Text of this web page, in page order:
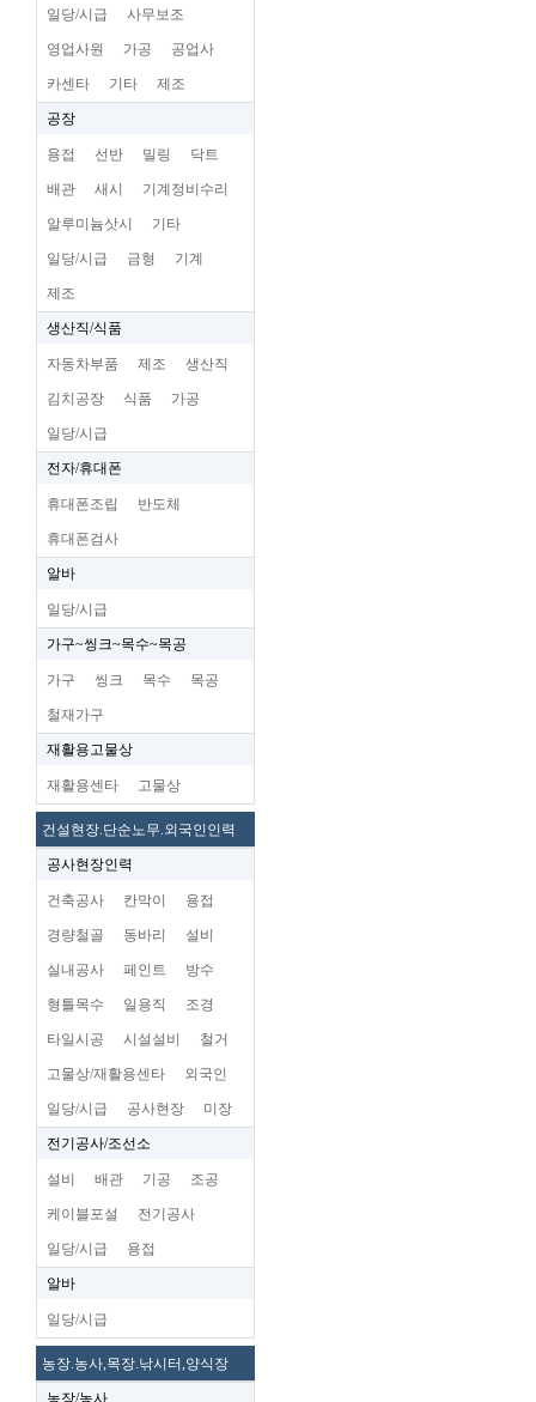
일당/시급 사무보조
영업사원 가공 공업사
카센타 기타 제조
공장
용접 선반 밀링 닥트
배관 새시 기계정비수리
알루미늄삿시 기타
일당/시급 금형 기계
제조
생산직/식품
자동차부품 제조 생산직
김치공장 식품 가공
일당/시급
전자/휴대폰
휴대폰조립 반도체
휴대폰검사
알바
일당/시급
가구~씽크~목수~목공
가구 씽크 목수 목공
철재가구
재활용고물상
재활용센타 고물상
건설현장.단순노무.외국인인력
공사현장인력
건축공사 칸막이 용접
경량철골 동바리 설비
실내공사 페인트 방수
형틀목수 일용직 조경
타일시공 시설설비 철거
고물상/재활용센타 외국인
일당/시급 공사현장 미장
전기공사/조선소
설비 배관 기공 조공
케이블포설 전기공사
일당/시급 용접
알바
일당/시급
농장.농사,목장.낚시터,양식장
농장/농사